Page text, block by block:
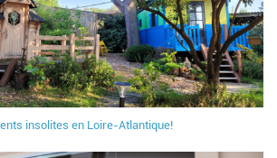
insolites en Loire-Atlantique!